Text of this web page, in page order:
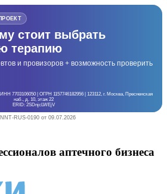
стоит выбрать
терапию
и провизоров + возможность проверить
7703106050 | ОГРН 1157746182956 | 123112, г. Москва, Пресненская
наб., д. 10, этаж 22
ERID: 2SDnjcLWEjV
RUS-0190 от 09.07.2026
аптечного бизнеса